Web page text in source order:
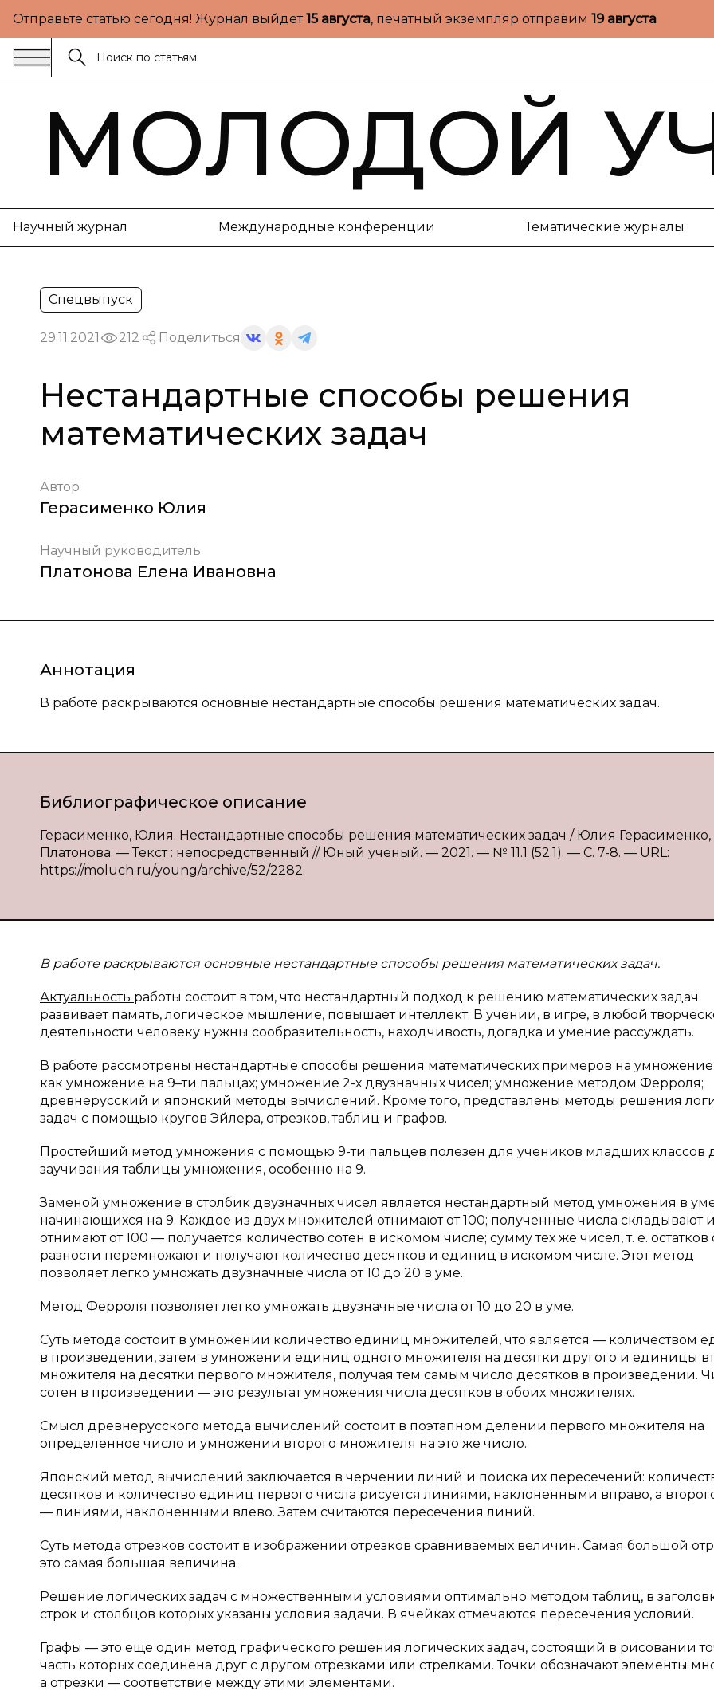
Отправьте статью сегодня! Журнал выйдет15 августа, печатный экземпляр отправим 19 августа
МОЛОДОЙ
Научный журнал Международные конференции Тематические журналы
Спецвыпуск
29.11.2021 212 Поделиться
Нестандартные способы решения
математических задач
Автор
Герасименко Юлия
Научный руководитель
Платонова Елена Ивановна
Аннотация
В работе раскрываются основные нестандартные способы решения математических задач.
Библиографическое описание
Герасименко, Юлия. Нестандартные способы решения математических задач / Юлия Герасименко,
Платонова. — Текст : непосредственный // Юный ученый. — 2021. — № 11.1 (52.1). — С. 7-8. — URL:
https://moluch.ru/young/archive/52/2282.
В работе раскрываются основные нестандартные способы решения математических задач.
Актуальность работы состоит в том, что нестандартный подход к решению математических задач
развивает память, логическое мышление, повышает интеллект. В учении, в игре, в любой
деятельности человеку нужны сообразительность, находчивость, догадка и умение рассуждать.
В работе рассмотрены нестандартные способы решения математических примеров на
как умножение на 9–ти пальцах; умножение 2-х двузначных чисел; умножение методом Ферроля;
древнерусский и японский методы вычислений. Кроме того, представлены методы решения
задач с помощью кругов Эйлера, отрезков, таблиц и графов.
Простейший метод умножения с помощью 9-ти пальцев полезен для учеников младших классов
заучивания таблицы умножения, особенно на 9.
Заменой умножение в столбик двузначных чисел является нестандартный метод умножения в
начинающихся на 9. Каждое из двух множителей отнимают от 100; полученные числа складывают и
отнимают от 100 — получается количество сотен в искомом числе; сумму тех же чисел, т. е. остатков
разности перемножают и получают количество десятков и единиц в искомом числе. Этот метод
позволяет легко умножать двузначные числа от 10 до 20 в уме.
Метод Ферроля позволяет легко умножать двузначные числа от 10 до 20 в уме.
Суть метода состоит в умножении количество единиц множителей, что является — количеством
в произведении, затем в умножении единиц одного множителя на десятки другого и единицы
множителя на десятки первого множителя, получая тем самым число десятков в произведении.
сотен в произведении — это результат умножения числа десятков в обоих множителях.
Смысл древнерусского метода вычислений состоит в поэтапном делении первого множителя на
определенное число и умножении второго множителя на это же число.
Японский метод вычислений заключается в черчении линий и поиска их пересечений:
десятков и количество единиц первого числа рисуется линиями, наклоненными вправо, а
— линиями, наклоненными влево. Затем считаются пересечения линий.
Суть метода отрезков состоит в изображении отрезков сравниваемых величин. Самая большой
это самая большая величина.
Решение логических задач с множественными условиями оптимально методом таблиц, в
строк и столбцов которых указаны условия задачи. В ячейках отмечаются пересечения условий.
Графы — это еще один метод графического решения логических задач, состоящий в рисовании
часть которых соединена друг с другом отрезками или стрелками. Точки обозначают элементы
а отрезки — соответствие между этими элементами.